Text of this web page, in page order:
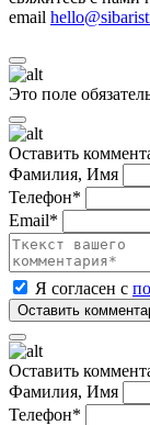
email
Это поле
Оставить
Фамилия, Имя
Телефон*
Email*
Я согласен с
Оставить
Фамилия, Имя
Телефон*